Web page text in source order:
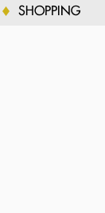
SHOPPING